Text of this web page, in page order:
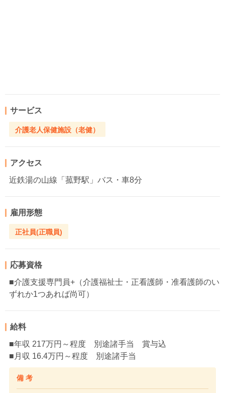
サービス
介護老人保健施設（老健）
アクセス
近鉄湯の山線「菰野駅」バス・車8分
雇用形態
正社員(正職員)
応募資格
■介護支援専門員+（介護福祉士・正看護師・准看護師のい
ずれか1つあれば尚可）
給料
■年収 217万円～程度 別途諸手当 賞与込
■月収 16.4万円～程度 別途諸手当
備 考